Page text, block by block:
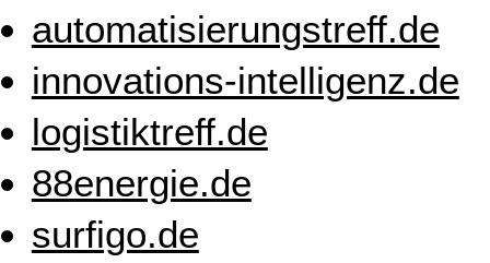
automatisierungstreff.de
innovations-intelligenz.de
logistiktreff.de
88energie.de
surfigo.de